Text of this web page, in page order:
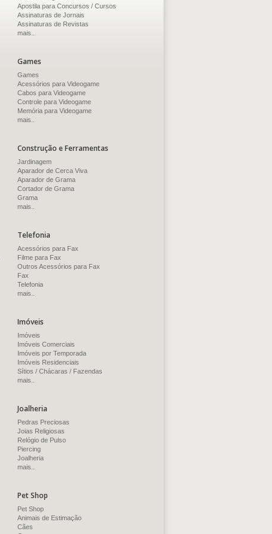
Apostila para Concursos / Cursos
Assinaturas de Jornais
Assinaturas de Revistas
mais..
Games
Games
Acessórios para Videogame
Cabos para Videogame
Controle para Videogame
Memória para Videogame
mais..
Construção e Ferramentas
Jardinagem
Aparador de Cerca Viva
Aparador de Grama
Cortador de Grama
Grama
mais..
Telefonia
Acessórios para Fax
Filme para Fax
Outros Acessórios para Fax
Fax
Telefonia
mais..
Imóveis
Imóveis
Imóveis Comerciais
Imóveis por Temporada
Imóveis Residenciais
Sítios / Chácaras / Fazendas
mais..
Joalheria
Pedras Preciosas
Joias Religiosas
Relógio de Pulso
Piercing
Joalheria
mais..
Pet Shop
Pet Shop
Animais de Estimação
Cães